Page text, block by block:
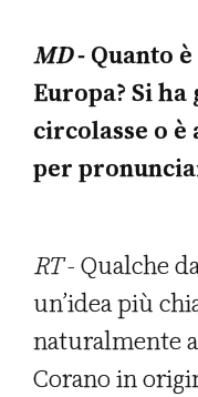
MD- Quanto
Europa? Si ha
circolasse o
per
RT- Qualche
un’idea più
naturalmente
Corano in